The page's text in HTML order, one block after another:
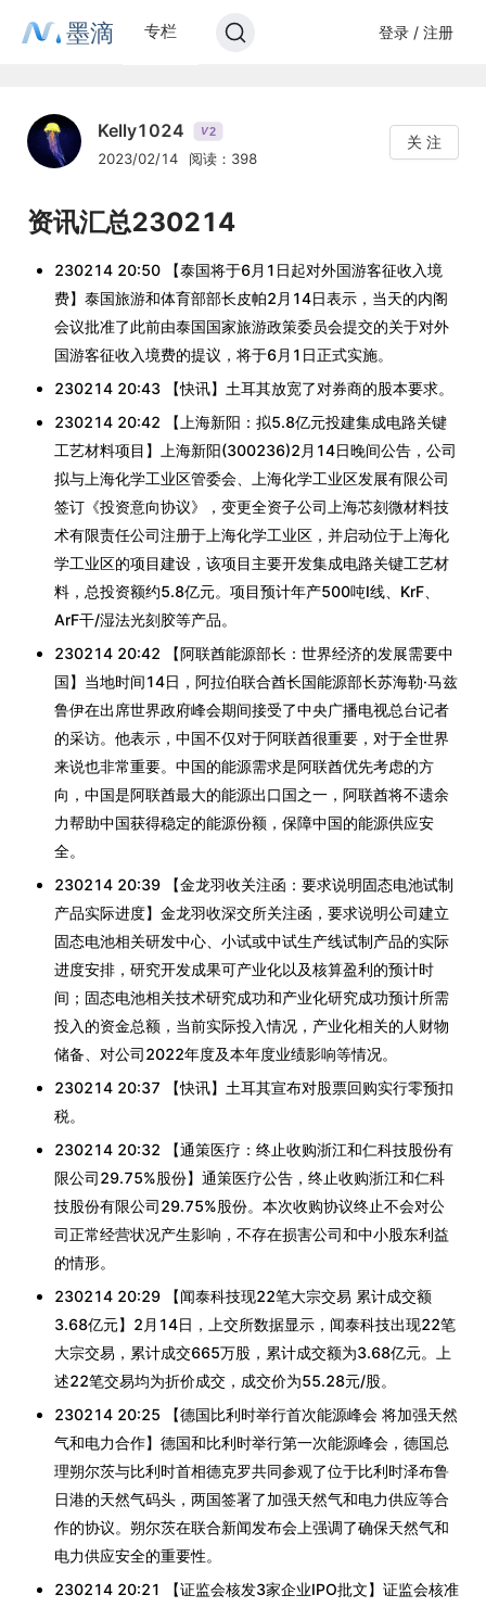
墨滴 专栏 登录 / 注册
Kelly1024 V2
2023/02/14 阅读：398
关 注
资讯汇总230214
230214 20:50 【泰国将于6月1日起对外国游客征收入境
费】泰国旅游和体育部部长皮帕2月14日表示，当天的内阁
会议批准了此前由泰国国家旅游政策委员会提交的关于对外
国游客征收入境费的提议，将于6月1日正式实施。
230214 20:43 【快讯】土耳其放宽了对券商的股本要求。
230214 20:42 【上海新阳：拟5.8亿元投建集成电路关键
工艺材料项目】上海新阳(300236)2月14日晚间公告，公司
拟与上海化学工业区管委会、上海化学工业区发展有限公司
签订《投资意向协议》，变更全资子公司上海芯刻微材料技
术有限责任公司注册于上海化学工业区，并启动位于上海化
学工业区的项目建设，该项目主要开发集成电路关键工艺材
料，总投资额约5.8亿元。项目预计年产500吨I线、KrF、
ArF干/湿法光刻胶等产品。
230214 20:42 【阿联酋能源部长：世界经济的发展需要中
国】当地时间14日，阿拉伯联合酋长国能源部长苏海勒·马兹
鲁伊在出席世界政府峰会期间接受了中央广播电视总台记者
的采访。他表示，中国不仅对于阿联酋很重要，对于全世界
来说也非常重要。中国的能源需求是阿联酋优先考虑的方
向，中国是阿联酋最大的能源出口国之一，阿联酋将不遗余
力帮助中国获得稳定的能源份额，保障中国的能源供应安
全。
230214 20:39 【金龙羽收关注函：要求说明固态电池试制
产品实际进度】金龙羽收深交所关注函，要求说明公司建立
固态电池相关研发中心、小试或中试生产线试制产品的实际
进度安排，研究开发成果可产业化以及核算盈利的预计时
间；固态电池相关技术研究成功和产业化研究成功预计所需
投入的资金总额，当前实际投入情况，产业化相关的人财物
储备、对公司2022年度及本年度业绩影响等情况。
230214 20:37 【快讯】土耳其宣布对股票回购实行零预扣
税。
230214 20:32 【通策医疗：终止收购浙江和仁科技股份有
限公司29.75%股份】通策医疗公告，终止收购浙江和仁科
技股份有限公司29.75%股份。本次收购协议终止不会对公
司正常经营状况产生影响，不存在损害公司和中小股东利益
的情形。
230214 20:29 【闻泰科技现22笔大宗交易 累计成交额
3.68亿元】2月14日，上交所数据显示，闻泰科技出现22笔
大宗交易，累计成交665万股，累计成交额为3.68亿元。上
述22笔交易均为折价成交，成交价为55.28元/股。
230214 20:25 【德国比利时举行首次能源峰会 将加强天然
气和电力合作】德国和比利时举行第一次能源峰会，德国总
理朔尔茨与比利时首相德克罗共同参观了位于比利时泽布鲁
日港的天然气码头，两国签署了加强天然气和电力供应等合
作的协议。朔尔茨在联合新闻发布会上强调了确保天然气和
电力供应安全的重要性。
230214 20:21 【证监会核发3家企业IPO批文】证监会核准